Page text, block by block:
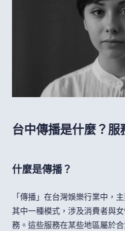
台中傳播是什麼？服
什麼是傳播？
「傳播」在台灣娛樂行業中，
其中一種模式，涉及消費者與
務。這些服務在某些地區屬於